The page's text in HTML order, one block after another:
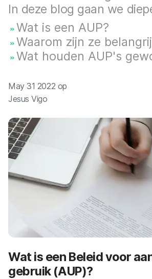
In deze blog gaan we
Wat is een AUP?
Waarom zijn ze
Wat houden AUP's
May 31 2022 op
Jesus Vigo
Wat is een Beleid voor
gebruik (AUP)?